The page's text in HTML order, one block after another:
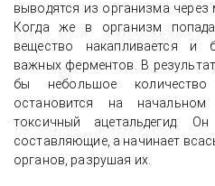
выводятся из организма через
Когда же в организм
вещество накапливается и
важных ферментов. В
бы небольшое количество
остановится на начальном
токсичный ацетальдегид.
составляющие, а начинает
органов, разрушая их.